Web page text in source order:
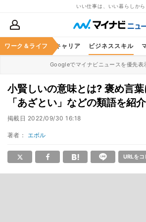
いい仕事は、いい暮らしから
ワーク＆ライフ キャリア ビジネススキル
Googleでマイナビニュースを優先表
小賢しいの意味とは? 褒め言
「あざとい」などの類語を紹介
掲載日 2022/09/30 16:18
著者： エボル
URLをコ